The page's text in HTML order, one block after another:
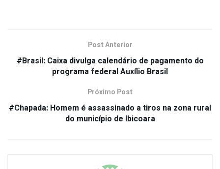
Post Anterior
#Brasil: Caixa divulga calendário de pagamento do
programa federal Auxílio Brasil
Próximo Post
#Chapada: Homem é assassinado a tiros na zona rural
do município de Ibicoara